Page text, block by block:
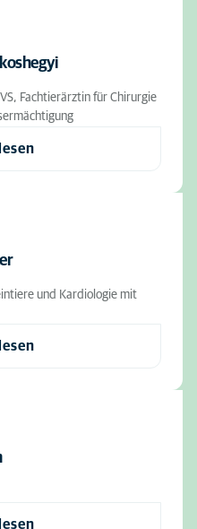
Fachtierärztin für Chirurgie
und Kardiologie mit